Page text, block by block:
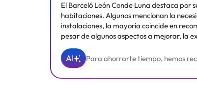
El Barceló León Conde Luna destaca por
habitaciones. Algunos mencionan la
instalaciones, la mayoría coincide en
pesar de algunos aspectos a mejorar, la
AI Para ahorrarte tiempo, hemos